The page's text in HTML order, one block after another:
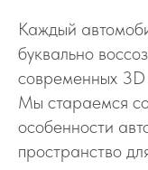
Каждый
буквально
современных 3D
Мы стараемся
особенности
пространство